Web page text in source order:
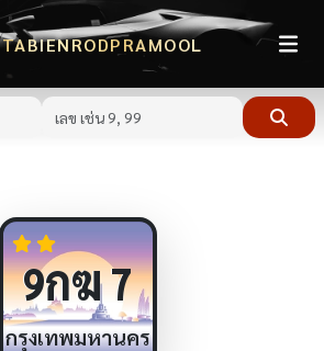
TABIENRODPRAMOOL
9กฆ7
กรุงเทพมหานคร